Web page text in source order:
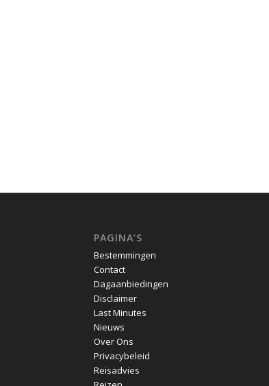
PAGINA’S
Bestemmingen
Contact
Dagaanbiedingen
Disclaimer
Last Minutes
Nieuws
Over Ons
Privacybeleid
Reisadvies